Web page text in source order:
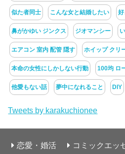
似た者同士 こんな女と結婚したい
鼻がかゆい ジンクス ジオマンシー
エアコン 室内 配管 隠す ホイップ クリ
本命の女性にしかしない行動 100均 ロ
他愛もない話 夢中になれること DIY
Tweets by karakuchionee
恋愛・婚活 コミックエッ